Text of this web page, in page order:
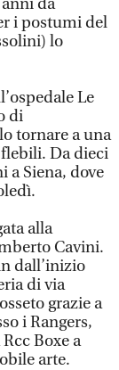
da
i postumi del
lo
Le
di
tornare a una
Da dieci
a Siena, dove
alla
Cavini.
dall’inizio
di via
grazie a
i Rangers,
Boxe a
arte.